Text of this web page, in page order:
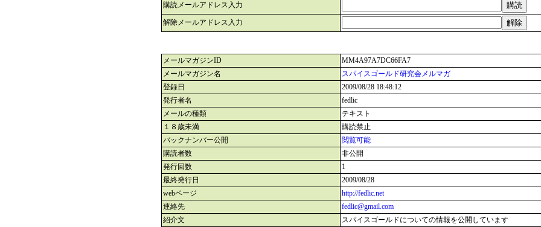
購読メールアドレス入力
解除メールアドレス入力
メールマガジンID
MM4A97A7DC66FA7
メールマガジン名
スパイスゴールド研究会メルマガ
登録日
2009/08/28 18:48:12
発行者名
fedlic
メールの種類
テキスト
１８歳未満
購読禁止
バックナンバー公開
閲覧可能
購読者数
非公開
発行回数
1
最終発行日
2009/08/28
webページ
http://fedlic.net
連絡先
fedlic@gmail.com
紹介文
スパイスゴールドについての情報を公開しています